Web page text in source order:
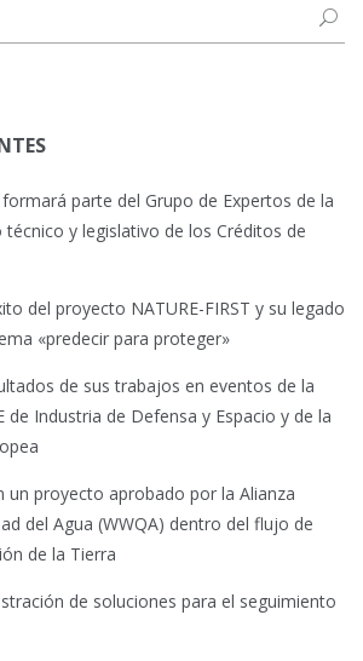
parte del Grupo de Expertos de la
técnico y legislativo de los Créditos de
del proyecto NATURE-FIRST y su legado
«predecir para proteger»
de sus trabajos en eventos de la
de Industria de Defensa y Espacio y de la
un proyecto aprobado por la Alianza
del Agua (WWQA) dentro del flujo de
de la Tierra
de soluciones para el seguimiento